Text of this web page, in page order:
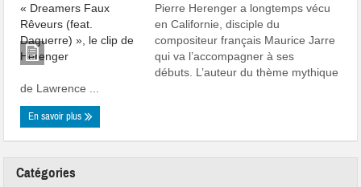
Pierre Herenger a longtemps vécu
en Californie, disciple du
compositeur français Maurice Jarre
qui va l’accompagner à ses
débuts. L’auteur du thème mythique
de Lawrence ...
En savoir plus
Catégories